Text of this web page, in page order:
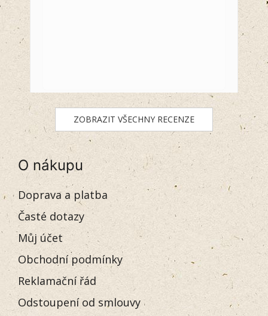
ZOBRAZIT VŠECHNY RECENZE
O nákupu
Doprava a platba
Časté dotazy
Můj účet
Obchodní podmínky
Reklamační řád
Odstoupení od smlouvy